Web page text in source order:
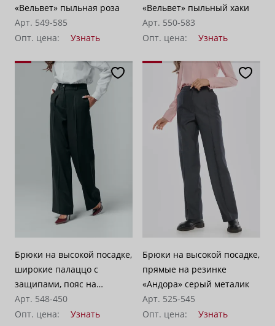
«Вельвет» пыльная роза
Арт. 549-585
Опт. цена:
Узнать
«Вельвет» пыльный хаки
Арт. 550-583
Опт. цена:
Узнать
Брюки на высокой посадке,
широкие палаццо с
защипами, пояс на
резинке «Летиция»
черные
Арт. 548-450
Опт. цена:
Узнать
Брюки на высокой посадке,
прямые на резинке
«Андора» серый металик
Арт. 525-545
Опт. цена:
Узнать